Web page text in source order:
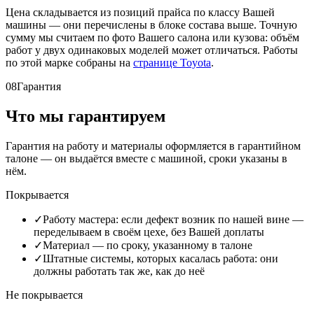
Цена складывается из позиций прайса по классу Вашей
машины — они перечислены в блоке состава выше. Точную
сумму мы считаем по фото Вашего салона или кузова: объём
работ у двух одинаковых моделей может отличаться. Работы
по этой марке собраны на странице Toyota.
08Гарантия
Что мы гарантируем
Гарантия на работу и материалы оформляется в гарантийном
талоне — он выдаётся вместе с машиной, сроки указаны в
нём.
Покрывается
✓Работу мастера: если дефект возник по нашей вине —
переделываем в своём цехе, без Вашей доплаты
✓Материал — по сроку, указанному в талоне
✓Штатные системы, которых касалась работа: они
должны работать так же, как до неё
Не покрывается